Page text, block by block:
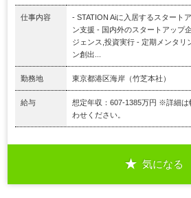
仕事内容
- STATION Aiに入居するスタート
ン支援 - 国内外のスタートアップ
ジェンス,投資実行 - 定期メンタリ
ン創出...
勤務地 東京都港区海岸（竹芝本社）
給与
想定年収：607-1385万円 ※詳細
わせください。
気になる